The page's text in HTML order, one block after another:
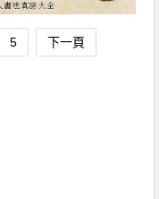
5 下一頁